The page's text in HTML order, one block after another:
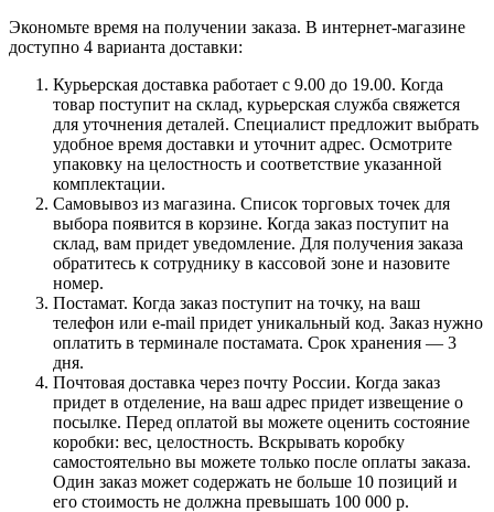
Экономьте время на получении заказа. В интернет-магазине
доступно 4 варианта доставки:
Курьерская доставка работает с 9.00 до 19.00. Когда
товар поступит на склад, курьерская служба свяжется
для уточнения деталей. Специалист предложит выбрать
удобное время доставки и уточнит адрес. Осмотрите
упаковку на целостность и соответствие указанной
комплектации.
Самовывоз из магазина. Список торговых точек для
выбора появится в корзине. Когда заказ поступит на
склад, вам придет уведомление. Для получения заказа
обратитесь к сотруднику в кассовой зоне и назовите
номер.
Постамат. Когда заказ поступит на точку, на ваш
телефон или e-mail придет уникальный код. Заказ нужно
оплатить в терминале постамата. Срок хранения — 3
дня.
Почтовая доставка через почту России. Когда заказ
придет в отделение, на ваш адрес придет извещение о
посылке. Перед оплатой вы можете оценить состояние
коробки: вес, целостность. Вскрывать коробку
самостоятельно вы можете только после оплаты заказа.
Один заказ может содержать не больше 10 позиций и
его стоимость не должна превышать 100 000 р.